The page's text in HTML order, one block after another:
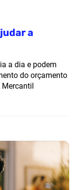
a
a dia e podem
do orçamento